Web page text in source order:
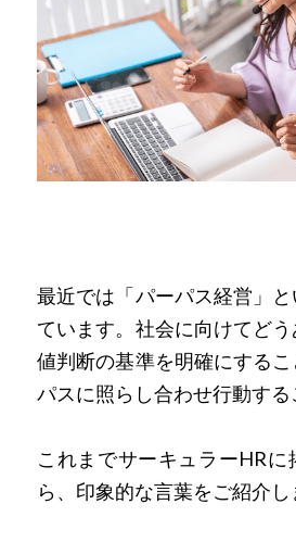
最近では「パーパス経営」
ています。社会に向けてど
値判断の基準を明確にする
パスに照らし合わせ行動する
これまでサーキュラーHR
ら、印象的な言葉をご紹介し